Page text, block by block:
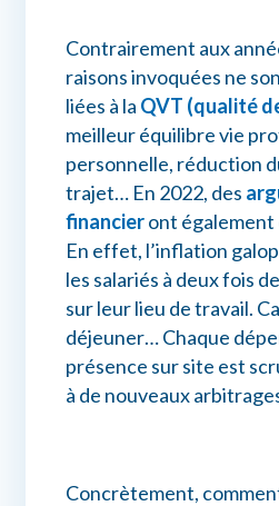
Contrairement aux
raisons invoquées ne
liées à la QVT (qualité
meilleur équilibre vie
personnelle, réduction
trajet… En 2022, des
financieront également
En effet, l’inflation
les salariés à deux fois
sur leur lieu de travail.
déjeuner… Chaque
présence sur site est
à de nouveaux
Concrètement,